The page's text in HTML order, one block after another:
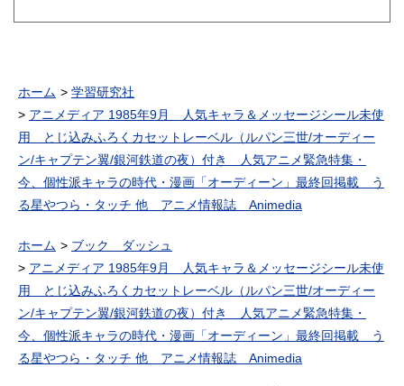
ホーム
学習研究社
アニメディア 1985年9月 人気キャラ＆メッセージシール未使
用 とじ込みふろくカセットレーベル（ルパン三世/オーディー
ン/キャプテン翼/銀河鉄道の夜）付き 人気アニメ緊急特集・
今、個性派キャラの時代・漫画「オーディーン」最終回掲載 う
る星やつら・タッチ 他 アニメ情報誌 Animedia
ホーム
ブック ダッシュ
アニメディア 1985年9月 人気キャラ＆メッセージシール未使
用 とじ込みふろくカセットレーベル（ルパン三世/オーディー
ン/キャプテン翼/銀河鉄道の夜）付き 人気アニメ緊急特集・
今、個性派キャラの時代・漫画「オーディーン」最終回掲載 う
る星やつら・タッチ 他 アニメ情報誌 Animedia